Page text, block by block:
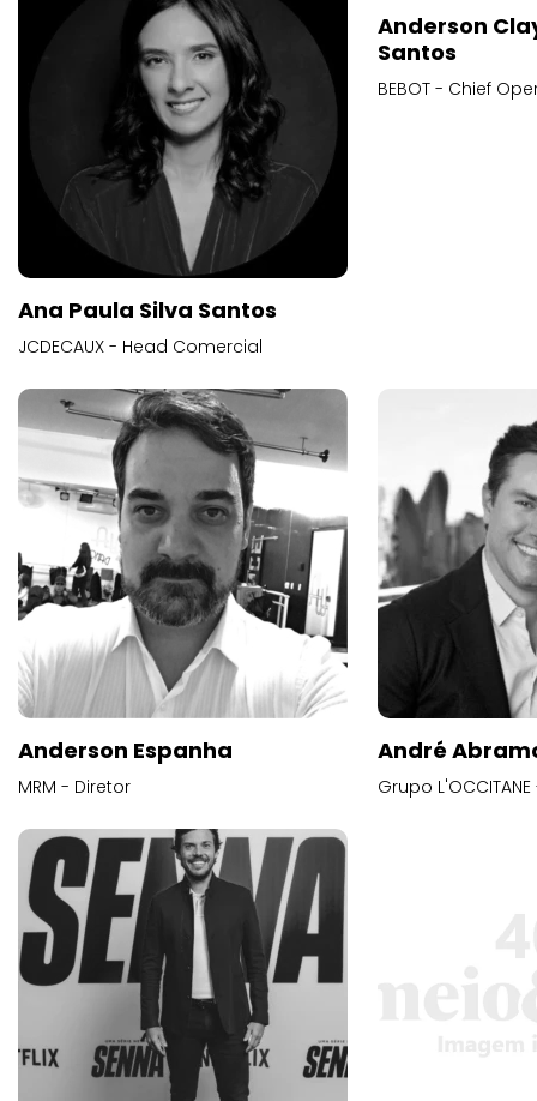
Ana Paula Silva Santos
JCDECAUX - Head Comercial
Anderson
Santos
BEBOT - Chief
Anderson Espanha
MRM - Diretor
André
Grupo